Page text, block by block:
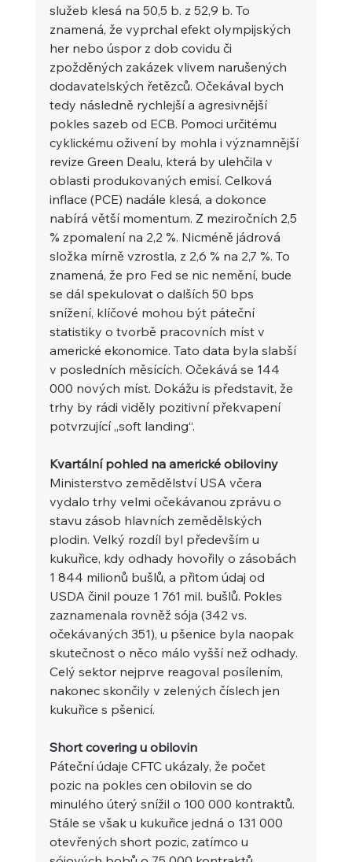
služeb klesá na 50,5 b. z 52,9 b. To
znamená, že vyprchal efekt olympijských
her nebo úspor z dob covidu či
zpožděných zakázek vlivem narušených
dodavatelských řetězců. Očekával bych
tedy následně rychlejší a agresivnější
pokles sazeb od ECB. Pomoci určitému
cyklickému oživení by mohla i významnější
revize Green Dealu, která by ulehčila v
oblasti produkovaných emisí. Celková
inflace (PCE) nadále klesá, a dokonce
nabírá větší momentum. Z meziročních 2,5
% zpomalení na 2,2 %. Nicméně jádrová
složka mírně vzrostla, z 2,6 % na 2,7 %. To
znamená, že pro Fed se nic nemění, bude
se dál spekulovat o dalších 50 bps
snížení, klíčové mohou být páteční
statistiky o tvorbě pracovních míst v
americké ekonomice. Tato data byla slabší
v posledních měsících. Očekává se 144
000 nových míst. Dokážu is představit, že
trhy by rádi viděly pozitivní překvapení
potvrzující „soft landing“.
Kvartální pohled na americké obiloviny
Ministerstvo zemědělství USA včera
vydalo trhy velmi očekávanou zprávu o
stavu zásob hlavních zemědělských
plodin. Velký rozdíl byl především u
kukuřice, kdy odhady hovořily o zásobách
1 844 milionů bušlů, a přitom údaj od
USDA činil pouze 1 761 mil. bušlů. Pokles
zaznamenala rovněž sója (342 vs.
očekávaných 351), u pšenice byla naopak
skutečnost o něco málo vyšší než odhady.
Celý sektor nejprve reagoval posílením,
nakonec skončily v zelených číslech jen
kukuřice s pšenicí.
Short covering u obilovin
Páteční údaje CFTC ukázaly, že počet
pozic na pokles cen obilovin se do
minulého úterý snížil o 100 000 kontraktů.
Stále se však u kukuřice jedná o 131 000
otevřených short pozic, zatímco u